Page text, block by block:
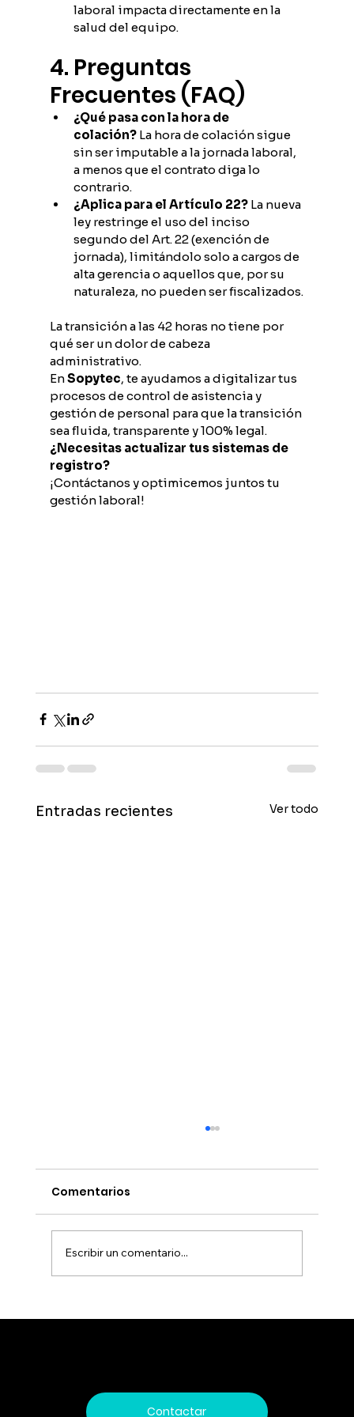
laboral impacta directamente en la
salud del equipo.
4. Preguntas
Frecuentes (FAQ)
¿Qué pasa con la hora de
colación? La hora de colación sigue
sin ser imputable a la jornada laboral,
a menos que el contrato diga lo
contrario.
¿Aplica para el Artículo 22? La nueva
ley restringe el uso del inciso
segundo del Art. 22 (exención de
jornada), limitándolo solo a cargos de
alta gerencia o aquellos que, por su
naturaleza, no pueden ser fiscalizados.
La transición a las 42 horas no tiene por
qué ser un dolor de cabeza
administrativo.
En Sopytec, te ayudamos a digitalizar tus
procesos de control de asistencia y
gestión de personal para que la transición
sea fluida, transparente y 100% legal.
¿Necesitas actualizar tus sistemas de
registro?
¡Contáctanos y optimicemos juntos tu
gestión laboral!
Entradas recientes Ver todo
Biobío acelera hacia la Industria 4.0:
Comentarios
Escribir un comentario...
Contactar